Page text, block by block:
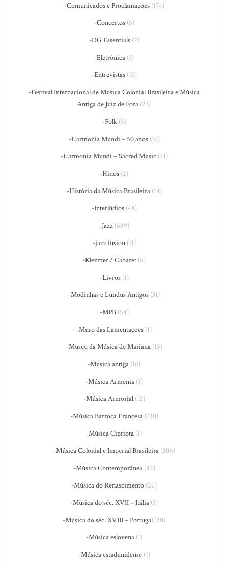
-Comunicados e Proclamações(174)
-Concertos(5)
-DG Essentials(7)
-Eletrônica (3)
-Entrevistas(10)
-Festival Internacional de Música Colonial Brasileira e Música
Antiga de Juiz de Fora (23)
-Folk(5)
-Harmonia Mundi – 50 anos(16)
-Harmonia Mundi – Sacred Music (14)
-Hinos (2)
-História da Música Brasileira(14)
-Interlúdios(48)
-Jazz(589)
-jazz fusion(11)
-Klezmer / Cabaret (6)
-Livros(1)
-Modinhas e Lundus Antigos (31)
-MPB(54)
-Muro das Lamentações (1)
-Museu da Música de Mariana(15)
-Música antiga (16)
-Música Armênia(3)
-Música Armorial(12)
-Música Barroca Francesa(120)
-Música Cipriota (1)
-Música Colonial e Imperial Brasileira(206)
-Música Contemporânea(42)
-Música do Renascimento (26)
-Música do séc. XVII – Itália (3)
-Música do séc. XVIII – Portugal (20)
-Música eslovena(1)
-Música estadunidense(1)